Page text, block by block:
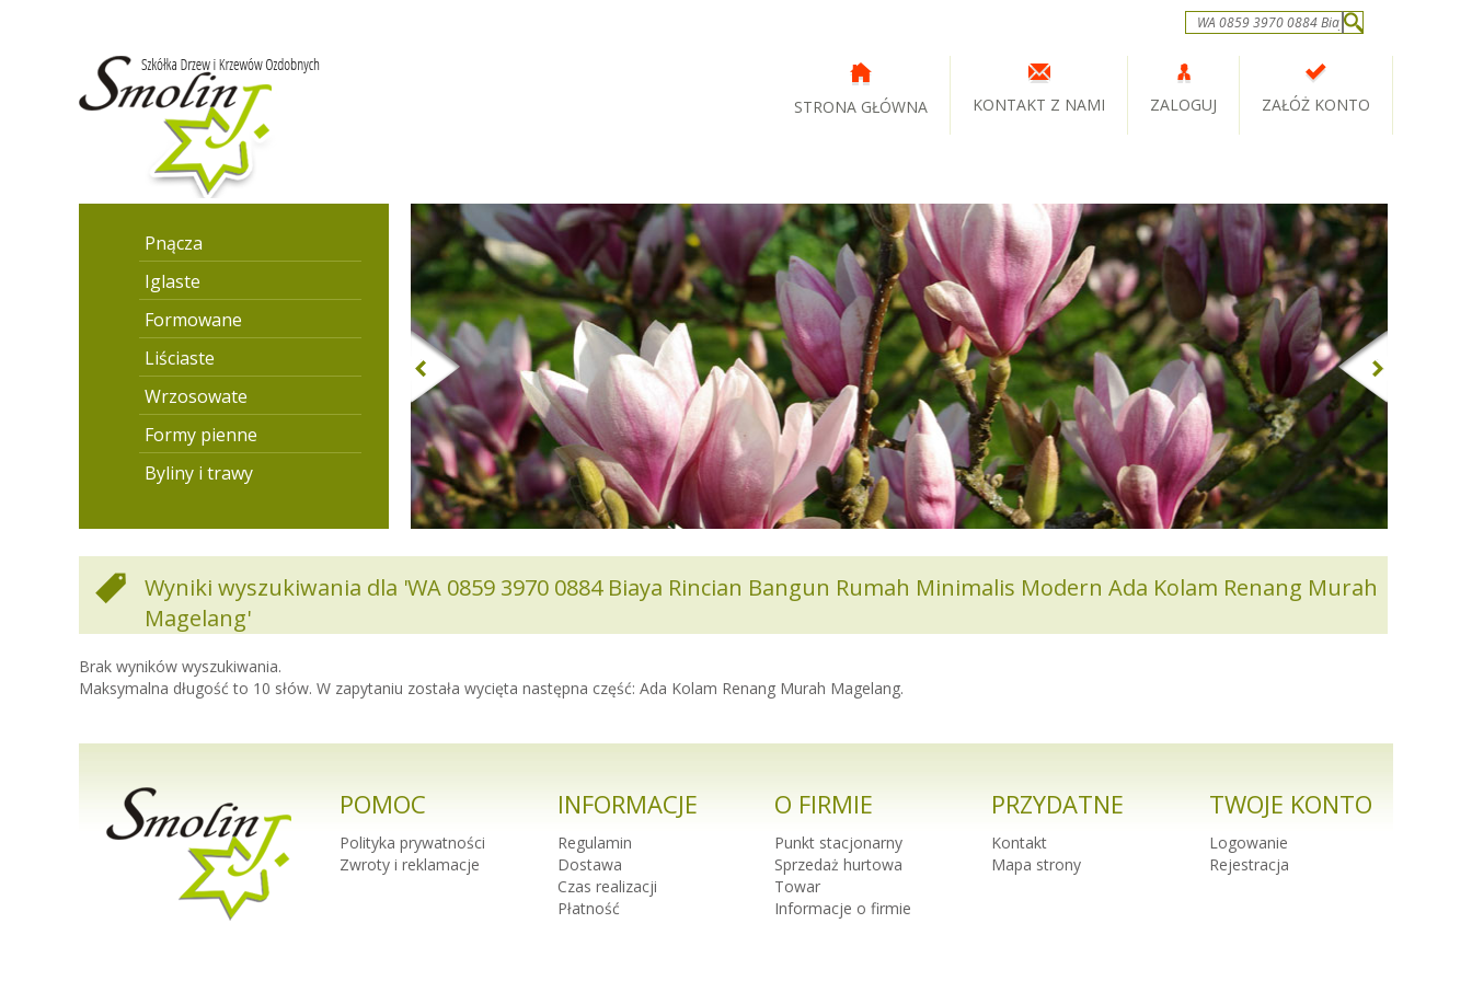
STRONA GŁÓWNA KONTAKT Z NAMI ZALOGUJ ZAŁÓŻ KONTO
Pnącza
Iglaste
Formowane
Liściaste
Wrzosowate
Formy pienne
Byliny i trawy
Previous Next
Wyniki wyszukiwania dla 'WA 0859 3970 0884 Biaya Rincian Bangun Rumah Minimalis Modern Ada Kolam Renang Murah
Magelang'
Brak wyników wyszukiwania.
Maksymalna długość to 10 słów. W zapytaniu została wycięta następna część: Ada Kolam Renang Murah Magelang.
POMOC
Polityka prywatności
Zwroty i reklamacje
INFORMACJE
Regulamin
Dostawa
Czas realizacji
Płatność
O FIRMIE
Punkt stacjonarny
Sprzedaż hurtowa
Towar
Informacje o firmie
PRZYDATNE
Kontakt
Mapa strony
TWOJE KONTO
Logowanie
Rejestracja